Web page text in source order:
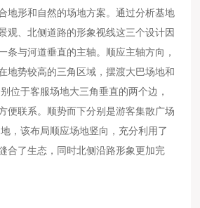
地形和自然的场地方案。通过分析基地
观、北侧道路的形象视线这三个设计因
条与河道垂直的主轴。顺应主轴方向，
地势较高的三角区域，摆渡大巴场地和
位于客服场地大三角垂直的两个边，
便联系。顺势而下分别是游客集散广场
，该布局顺应场地竖向，充分利用了
合了生态，同时北侧沿路形象更加完